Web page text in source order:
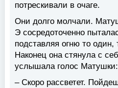
потрескивали в очаге.
Они долго молчали.
Э сосредоточенно
подставляя огню то один,
Наконец она стянула с
услышала голос Матушки:
– Скоро рассветет.